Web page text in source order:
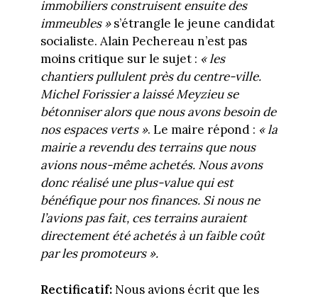
immobiliers construisent ensuite des
immeubles »s’étrangle le jeune candidat
socialiste. Alain Pechereau n’est pas
moins critique sur le sujet : « les
chantiers pullulent près du centre-ville.
Michel Forissier a laissé Meyzieu se
bétonniser alors que nous avons besoin de
nos espaces verts ». Le maire répond : « la
mairie a revendu des terrains que nous
avions nous-même achetés. Nous avons
donc réalisé une plus-value qui est
bénéfique pour nos finances. Si nous ne
l’avions pas fait, ces terrains auraient
directement été achetés à un faible coût
par les promoteurs ».
Rectificatif:Nous avions écrit que les